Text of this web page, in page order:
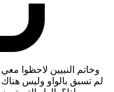
وخاتم النبيين لاحظوا
لم تسبق بالواو وليس